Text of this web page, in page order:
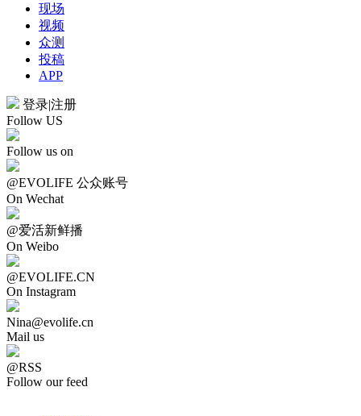
现场
视频
众测
投稿
APP
登录|注册
Follow US
Follow us on
@EVOLIFE 公众账号
On Wechat
@爱活新鲜播
On Weibo
@EVOLIFE.CN
On Instagram
Nina@evolife.cn
Mail us
@RSS
Follow our feed